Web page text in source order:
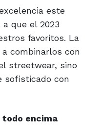
este
que el 2023
favoritos. La
combinarlos con
streetwear, sino
sofisticado con
encima